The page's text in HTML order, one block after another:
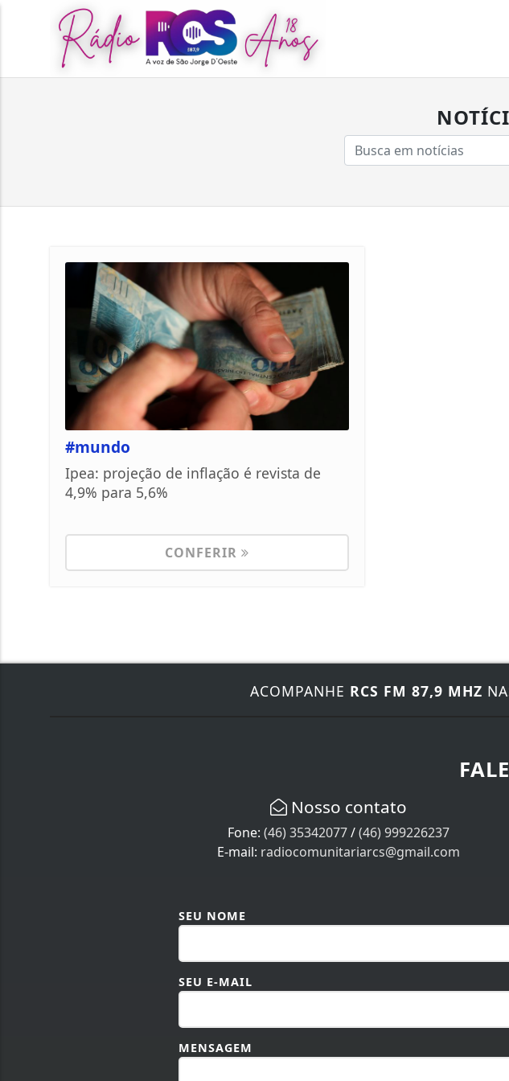
#mundo
Ipea: projeção de inflação é revista de
4,9% para 5,6%
CONFERIR
ACOMPANHE RCS FM 87,9 MHZ
Nosso contato
Fone:(46) 35342077/(46) 999226237
E-mail: radiocomunitariarcs@gmail.com
SEU NOME
SEU E-MAIL
MENSAGEM